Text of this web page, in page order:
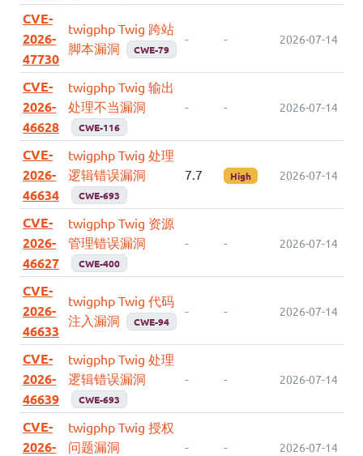
CVE-
2026-
47730
twigphp Twig 跨站
脚本漏洞
CWE-79
- - 2026-07-14
CVE-
2026-
46628
twigphp Twig 输出
处理不当漏洞
CWE-116
- - 2026-07-14
CVE-
2026-
46634
twigphp Twig 处理
逻辑错误漏洞
CWE-693
7.7 High 2026-07-14
CVE-
2026-
46627
twigphp Twig 资源
管理错误漏洞
CWE-400
- - 2026-07-14
CVE-
2026-
46633
twigphp Twig 代码
注入漏洞
CWE-94
- - 2026-07-14
CVE-
2026-
46639
twigphp Twig 处理
逻辑错误漏洞
CWE-693
- - 2026-07-14
CVE-
2026-
twigphp Twig 授权
问题漏洞
- - 2026-07-14